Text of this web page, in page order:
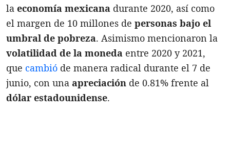
la economía mexicana durante 2020, así como
el margen de 10 millones de personas bajo el
umbral de pobreza. Asimismo mencionaron la
volatilidad de la moneda entre 2020 y 2021,
que cambió de manera radical durante el 7 de
junio, con una apreciación de 0.81% frente al
dólar estadounidense.